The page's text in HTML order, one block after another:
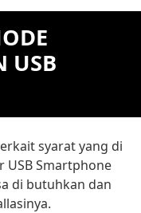
USB
syarat yang di
Smartphone
di butuhkan dan